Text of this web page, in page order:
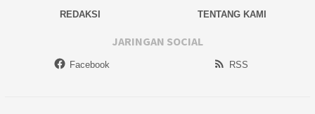
REDAKSI
TENTANG KAMI
JARINGAN SOCIAL
Facebook RSS